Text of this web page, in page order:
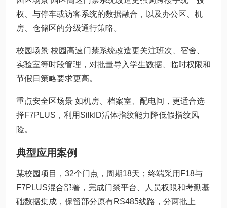
权、与停车或访客系统的数据融合，以及办公区、机
房、仓储区的分级通行策略。
校园场景 校园高速门禁系统改造更关注班次、宿舍、
实验室等时段管理，对批量导入学生数据、临时权限和
节假日策略要求更高。
重点安全区场景 如机房、档案室、配电间，更适合选
择F7PLUS，利用SilkID活体指纹能力降低假指纹风
险。
典型应用案例
某校园项目，32个门点，周期18天；终端采用F18与
F7PLUS混合部署，完成门禁平台、人员权限和考勤基
础数据集成，保留部分原有RS485线路，分两批上